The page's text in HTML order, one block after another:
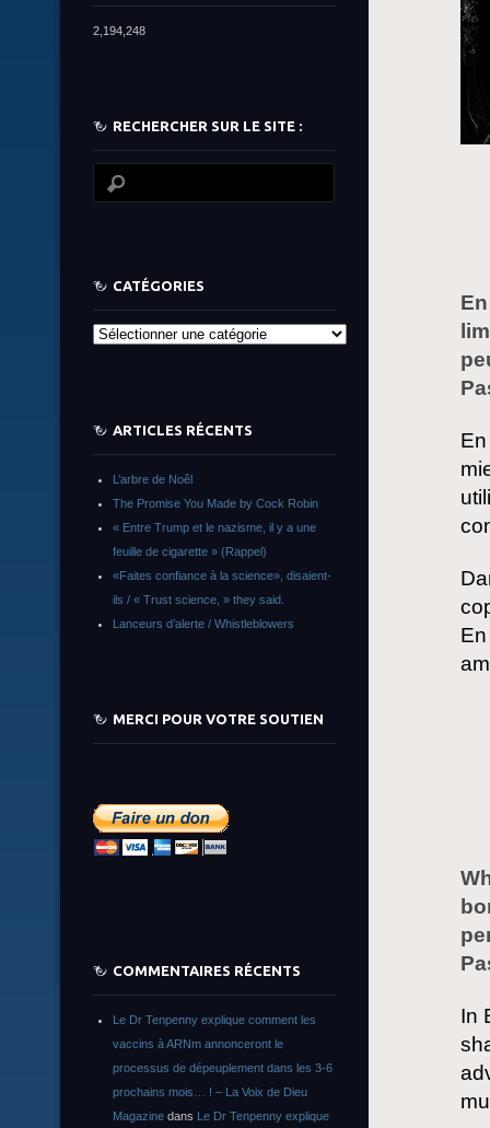
In
2,194,248
RECHERCHER SUR LE SITE :
CATÉGORIES
Catégories
ARTICLES RÉCENTS
L’arbre de Noêl
The Promise You Made by Cock Robin
« Entre Trump et le nazisme, il y a une
feuille de cigarette » (Rappel)
«Faites confiance à la science», disaient-
ils / « Trust science, » they said.
Lanceurs d’alerte / Whistleblowers
MERCI POUR VOTRE SOUTIEN
COMMENTAIRES RÉCENTS
Le Dr Tenpenny explique comment les
vaccins à ARNm annonceront le
processus de dépeuplement dans les 3-6
prochains mois… ! – La Voix de Dieu
Magazine dans Le Dr Tenpenny explique